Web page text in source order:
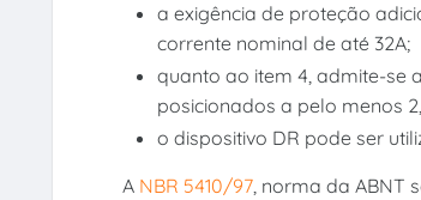
a exigência de proteção
corrente nominal de até 32A;
quanto ao item 4, admite-se
posicionados a pelo menos
o dispositivo DR pode ser
A NBR 5410/97, norma da ABNT